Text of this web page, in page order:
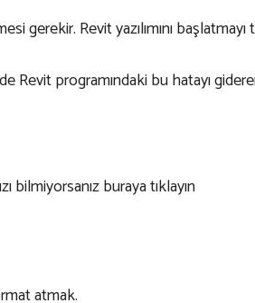
gerekir. Revit yazılımını
programındaki bu hatayı
bilmiyorsanız burayatıklayın
atmak.